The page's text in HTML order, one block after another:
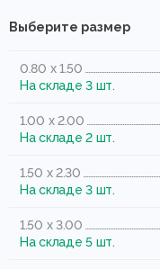
Выберите размер
0.80 x 1.50
На складе 3 шт.
1.00 x 2.00
На складе 2 шт.
1.50 x 2.30
На складе 3 шт.
1.50 x 3.00
На складе 5 шт.